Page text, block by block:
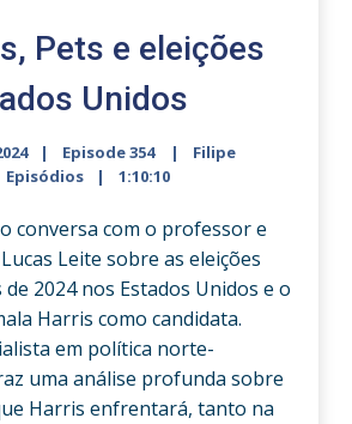
Pets e eleições
Unidos
Episode 354
Filipe
Episódios 1:10:10
conversa com o professor e
Leite sobre as eleições
2024 nos Estados Unidos e o
Harris como candidata.
em política norte-
uma análise profunda sobre
Harris enfrentará, tanto na